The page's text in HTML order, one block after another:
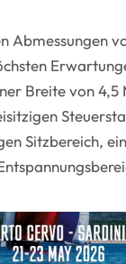
Abmessungen
Breite von
Sitzbereich,